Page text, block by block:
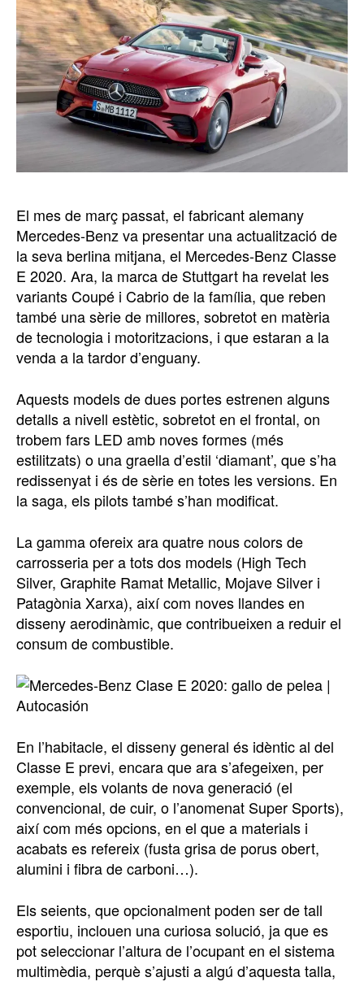
El mes de març passat, el fabricant alemany
Mercedes-Benz va presentar una actualització de
la seva berlina mitjana, el Mercedes-Benz Classe
E 2020. Ara, la marca de Stuttgart ha revelat les
variants Coupé i Cabrio de la família, que reben
també una sèrie de millores, sobretot en matèria
de tecnologia i motoritzacions, i que estaran a la
venda a la tardor d’enguany.
Aquests models de dues portes estrenen alguns
detalls a nivell estètic, sobretot en el frontal, on
trobem fars LED amb noves formes (més
estilitzats) o una graella d’estil ‘diamant’, que s’ha
redissenyat i és de sèrie en totes les versions. En
la saga, els pilots també s’han modificat.
La gamma ofereix ara quatre nous colors de
carrosseria per a tots dos models (High Tech
Silver, Graphite Ramat Metallic, Mojave Silver i
Patagònia Xarxa), així com noves llandes en
disseny aerodinàmic, que contribueixen a reduir el
consum de combustible.
En l’habitacle, el disseny general és idèntic al del
Classe E previ, encara que ara s’afegeixen, per
exemple, els volants de nova generació (el
convencional, de cuir, o l’anomenat Super Sports),
així com més opcions, en el que a materials i
acabats es refereix (fusta grisa de porus obert,
alumini i fibra de carboni…).
Els seients, que opcionalment poden ser de tall
esportiu, inclouen una curiosa solució, ja que es
pot seleccionar l’altura de l’ocupant en el sistema
multimèdia, perquè s’ajusti a algú d’aquesta talla,